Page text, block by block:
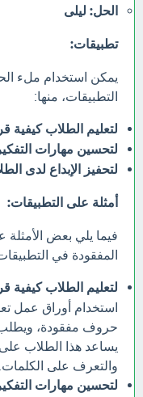
الحل: ليلى
تطبيقات:
يمكن استخدام ملء
التطبيقات، منها:
لتعليم الطلاب كيفية
لتحسين مهارات
لتحفيز الإبداع لدى
أمثلة على التطبيقات:
فيما يلي بعض
المفقودة في
لتعليم الطلاب كيفية
استخدام أوراق عمل
حروف مفقودة،
يساعد هذا الطلاب على
والتعرف على الكلمات.
لتحسين مهارات